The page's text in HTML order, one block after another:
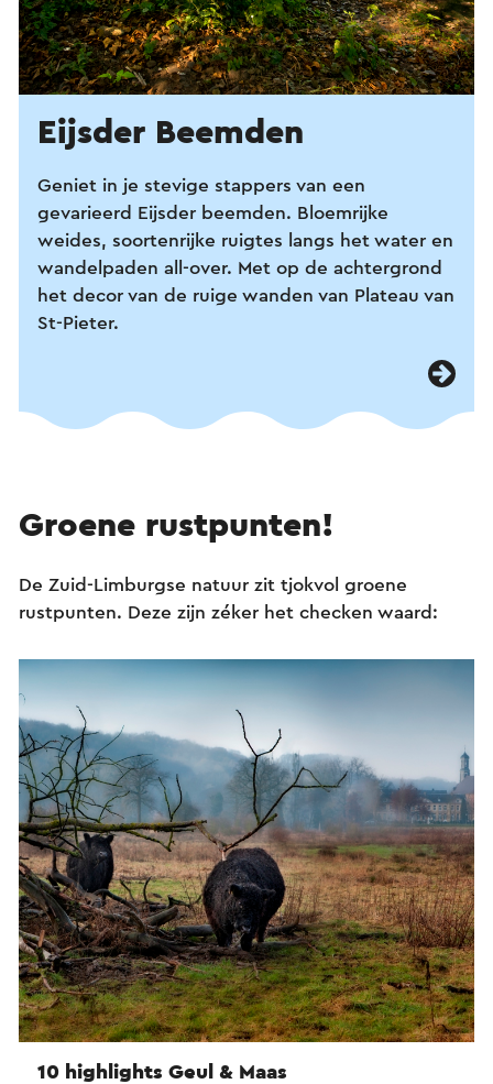
Eijsder Beemden
Geniet in je stevige stappers van een
gevarieerd Eijsder beemden. Bloemrijke
weides, soortenrijke ruigtes langs het water en
wandelpaden all-over. Met op de achtergrond
het decor van de ruige wanden van Plateau van
St-Pieter.
Groene rustpunten!
De Zuid-Limburgse natuur zit tjokvol groene
rustpunten. Deze zijn zéker het checken waard:
10 highlights Geul & Maas